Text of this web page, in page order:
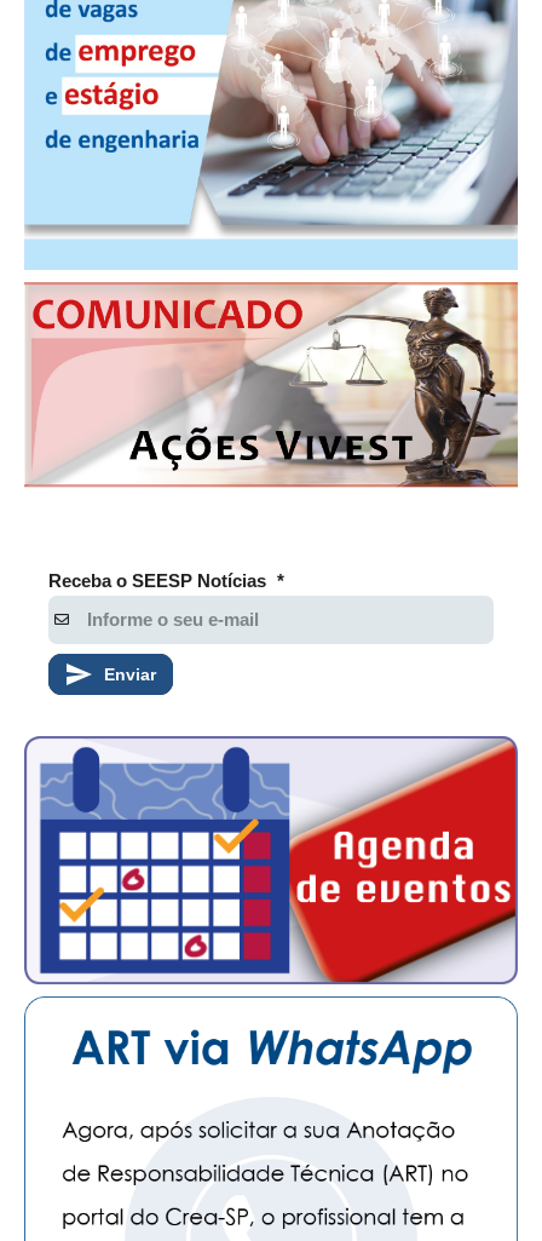
SEESP NOTÍCIAS
NOTÍCIAS NO WHATSAPP
FOTOS
RELEASES
CONTATO
CADASTRO
ASSOCIE-SE
Receba o SEESP Notícias *
Enviar